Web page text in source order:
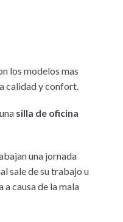
los modelos mas
calidad y confort.
silla de oficina
una jornada
sale de su trabajo u
causa de la mala